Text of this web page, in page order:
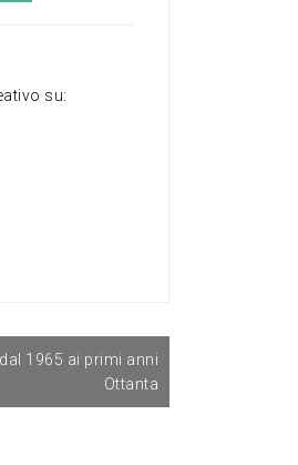
su:
1965 ai primi anni
Ottanta